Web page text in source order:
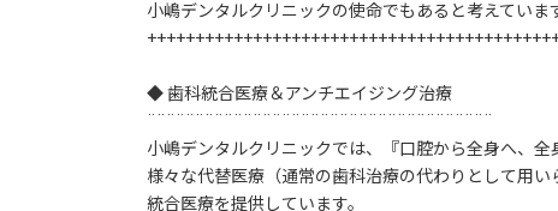
小嶋デンタルクリニックの使命でもあると考えていま
◆ 歯科統合医療＆アンチエイジング治療
¨¨¨¨¨¨¨¨¨¨¨¨¨¨¨¨¨¨¨¨¨¨¨¨¨¨¨¨¨¨¨¨¨¨¨¨
小嶋デンタルクリニックでは、『口腔から全身へ、
様々な代替医療（通常の歯科治療の代わりとして用
統合医療を提供しています。